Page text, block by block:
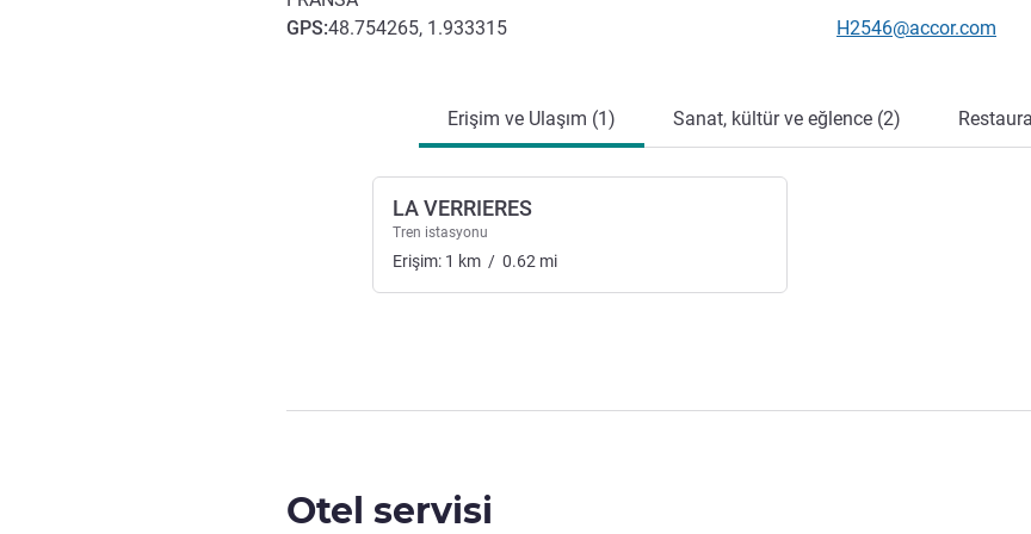
GPS:48.754265, 1.933315
İletişim için e-posta
H2546@accor.com
Erişim ve Ulaşım (1) Sanat, kültür ve eğlence (2)
LA VERRIERES
Tren istasyonu
Erişim: 1 km / 0.62 mi
Otel servisi